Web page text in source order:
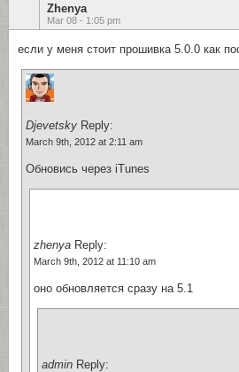
Zhenya
Mar 08 - 1:05 pm
если у меня стоит прошивка 5.0.0 как
Djevetsky Reply:
March 9th, 2012 at 2:11 am
Обновись через iTunes
zhenya Reply:
March 9th, 2012 at 11:10 am
оно обновляется сразу на 5.1
admin Reply: